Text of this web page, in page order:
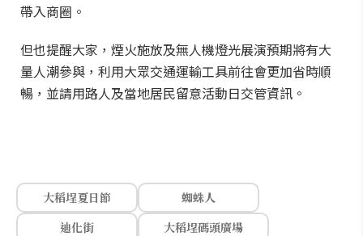
帶入商圈。
但也提醒大家，煙火施放及無人機燈光展演預期將有大
量人潮參與，利用大眾交通運輸工具前往會更加省時順
暢，並請用路人及當地居民留意活動日交管資訊。
大稻埕夏日節
蜘蛛人
迪化街
大稻埕碼頭廣場